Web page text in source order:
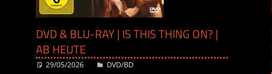
DVD & BLU-RAY | IS THIS THING ON? |
AB HEUTE
29/05/2026 Desiree
DVD/BD